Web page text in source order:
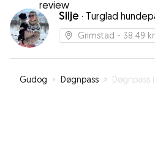
booke med henne
Silje · Turglad
Grimstad - 38.49
Gudog » Døgnpass » Døgnpass